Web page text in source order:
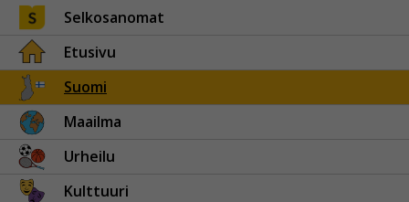
Selkosanomat
Etusivu
Suomi
Maailma
Urheilu
Kulttuuri